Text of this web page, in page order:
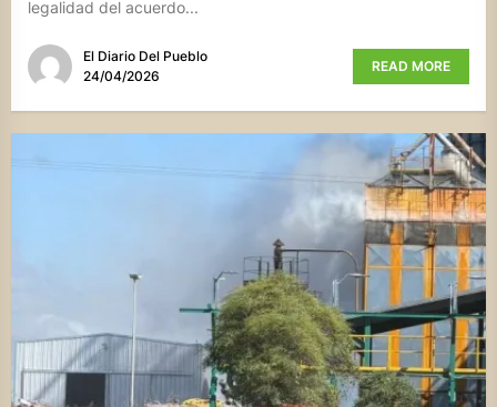
legalidad del acuerdo...
El Diario Del Pueblo
24/04/2026
READ MORE